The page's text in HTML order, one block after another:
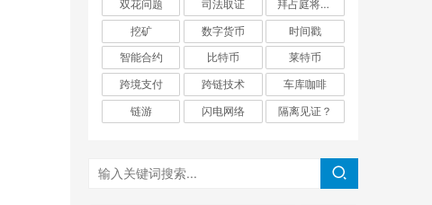
双花问题
司法取证
拜占庭将军问题
挖矿
数字货币
时间戳
智能合约
比特币
莱特币
跨境支付
跨链技术
车库咖啡
链游
闪电网络 隔离见证？